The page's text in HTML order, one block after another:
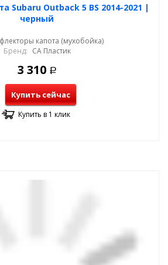
Subaru Outback 5 BS 2014-2021 |
черный
капота (мухобойка)
Бренд: СА Пластик
3 310 Р
Купить сейчас
Купить в 1 клик